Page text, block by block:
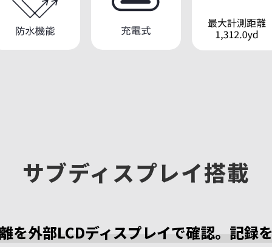
サブディスプレイ搭載
を外部LCDディスプレイで確認。 記録